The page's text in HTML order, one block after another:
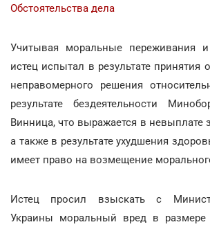
Обстоятельства дела
Учитывая моральные переживания
истец испытал в результате принятия
неправомерного решения
результате бездеятельности
Винница, что выражается в невыплате
а также в результате ухудшения
имеет право на возмещение
Истец просил взыскать с
Украины моральный вред в размере